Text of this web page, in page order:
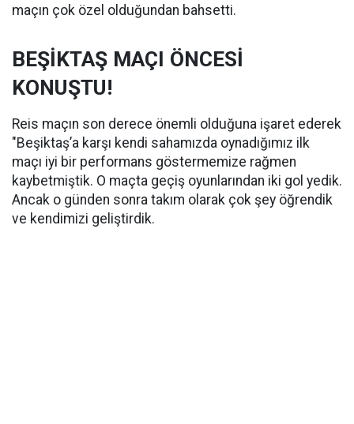
maçın çok özel olduğundan bahsetti.
BEŞİKTAŞ MAÇI ÖNCESİ
KONUŞTU!
Reis maçın son derece önemli olduğuna işaret ederek
"Beşiktaş’a karşı kendi sahamızda oynadığımız ilk
maçı iyi bir performans göstermemize rağmen
kaybetmiştik. O maçta geçiş oyunlarından iki gol yedik.
Ancak o günden sonra takım olarak çok şey öğrendik
ve kendimizi geliştirdik.